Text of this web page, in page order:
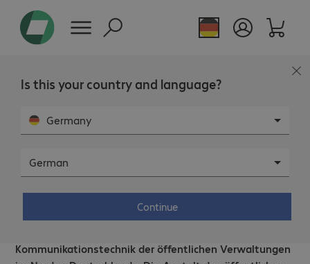
Is this your country and language?
Germany
German
Continue
Dataport AöR – 80.000 IT-
Arbeitsplätze plus Services.
Kommunikationstechnik der öffentlichen Verwaltungen